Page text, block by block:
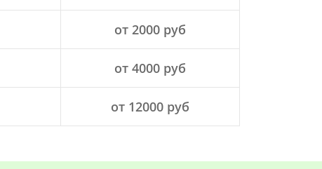
от 2000 руб
от 4000 руб
от 12000 руб